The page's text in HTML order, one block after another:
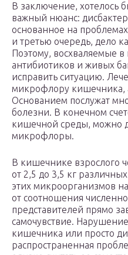
В заключение, хотелось
важный нюанс:
основанное на
и третью очередь, дело
Поэтому, восхваляемые
антибиотиков и живых
исправить ситуацию.
микрофлору кишечника,
Основанием послужат
болезни. В конечном
кишечной среды, можно
микрофлоры.
В кишечнике взрослого
от 2,5 до 3,5 кг
этих микроорганизмов
от соотношения
представителей прямо
самочувствие.
кишечника или просто
распространенная